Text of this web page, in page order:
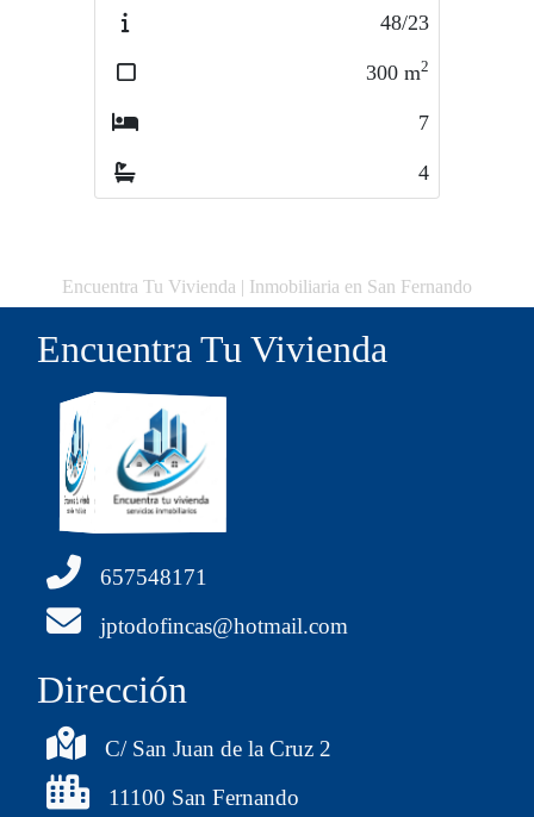
48/23
300 m2
7
4
Encuentra Tu Vivienda | Inmobiliaria en San Fernando
Encuentra Tu Vivienda
657548171
jptodofincas@hotmail.com
Dirección
C/ San Juan de la Cruz 2
11100 San Fernando